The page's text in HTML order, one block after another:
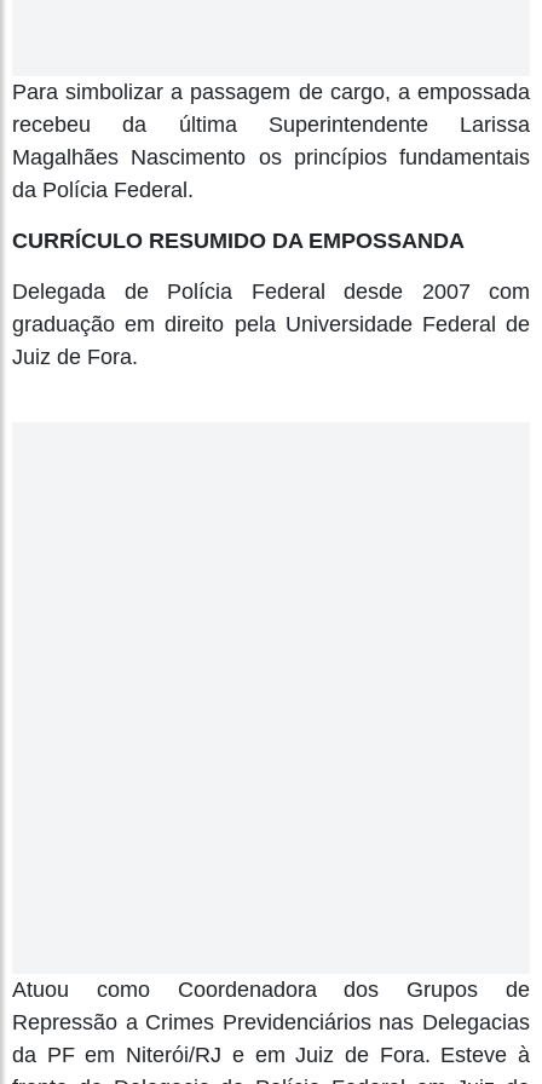
Para simbolizar a passagem de cargo, a empossada
recebeu da última Superintendente Larissa
Magalhães Nascimento os princípios fundamentais
da Polícia Federal.
CURRÍCULO RESUMIDO DA EMPOSSANDA
Delegada de Polícia Federal desde 2007 com
graduação em direito pela Universidade Federal de
Juiz de Fora.
Atuou como Coordenadora dos Grupos de
Repressão a Crimes Previdenciários nas Delegacias
da PF em Niterói/RJ e em Juiz de Fora. Esteve à